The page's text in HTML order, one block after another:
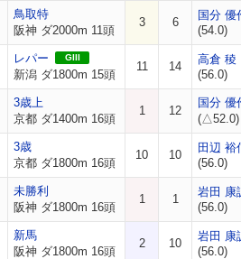
鳥取特
阪神 ダ2000m 11頭
3 6
国分 優
(54.0)
レパー GIII
新潟 ダ1800m 15頭
11 14
高倉 稜
(56.0)
3歳上
京都 ダ1400m 16頭
1 12
国分 優
(△52.0)
3歳
京都 ダ1800m 16頭
10 10
田辺 裕
(56.0)
未勝利
阪神 ダ1800m 16頭
1 1
岩田 康
(56.0)
新馬
阪神 ダ1800m 16頭
2 10
岩田 康
(56.0)